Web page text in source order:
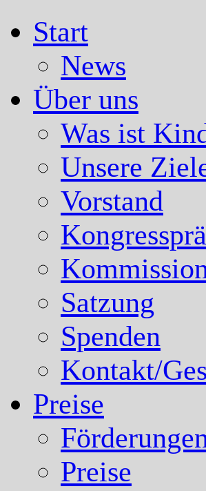
Start
News
Über uns
Was ist
Unsere
Vorstand
Satzung
Spenden
Kontakt/
Preise
Preise